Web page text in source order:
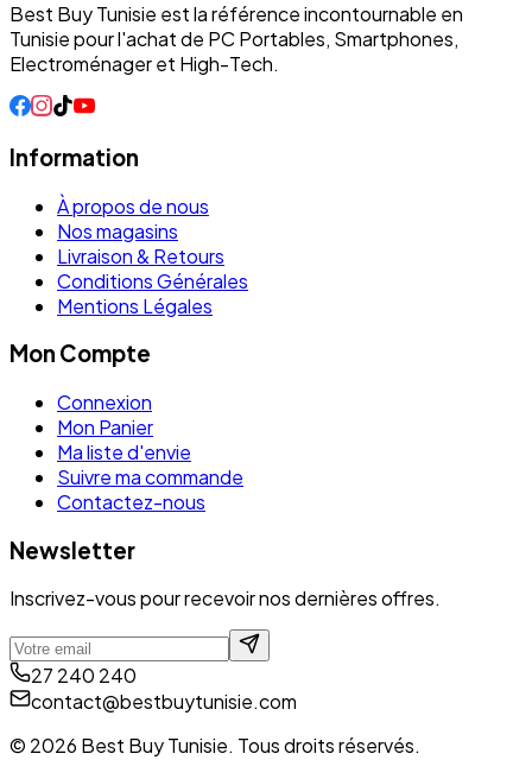
Best Buy Tunisie est la référence incontournable en
Tunisie pour l'achat de PC Portables, Smartphones,
Electroménager et High-Tech.
Information
À propos de nous
Nos magasins
Livraison & Retours
Conditions Générales
Mentions Légales
Mon Compte
Connexion
Mon Panier
Ma liste d'envie
Suivre ma commande
Contactez-nous
Newsletter
Inscrivez-vous pour recevoir nos dernières offres.
27 240 240
contact@bestbuytunisie.com
© 2026 Best Buy Tunisie. Tous droits réservés.